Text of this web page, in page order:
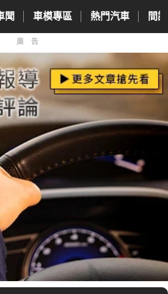
聞 車模專區 熱門汽車 間
廣告